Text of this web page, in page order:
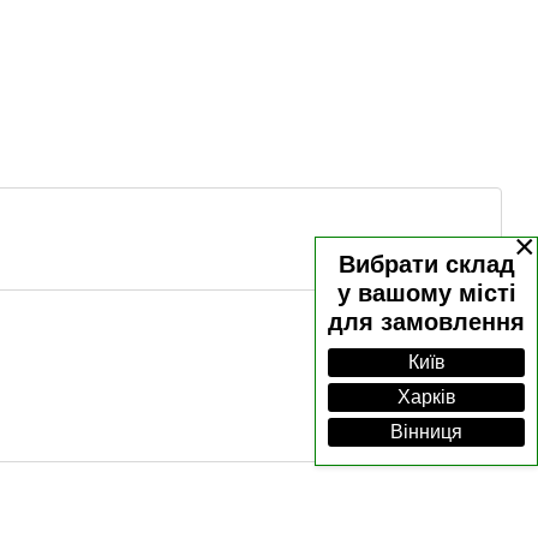
×
Вибрати склад
у вашому місті
для замовлення
Київ
Харків
Вінниця